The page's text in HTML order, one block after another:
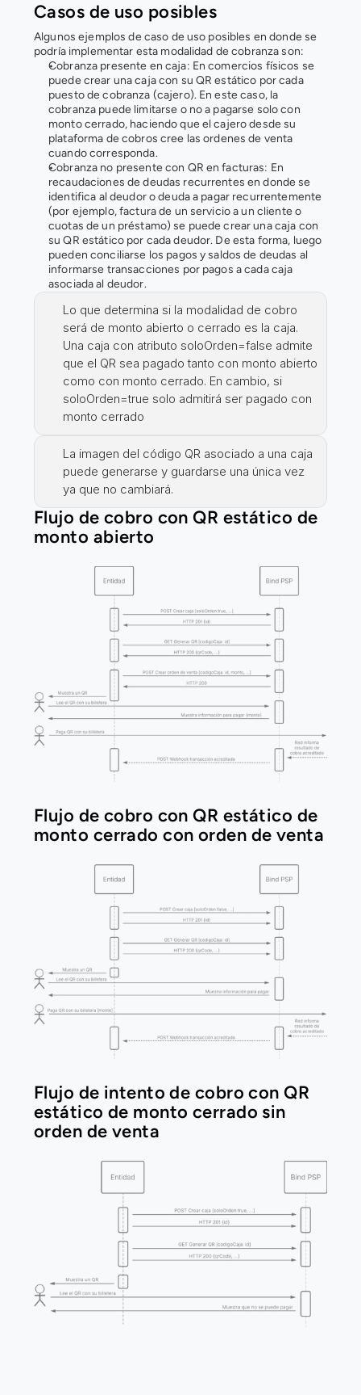
Casos de uso posibles
Algunos ejemplos de caso de uso posibles en donde se
podría implementar esta modalidad de cobranza son:
Cobranza presente en caja: En comercios físicos se
puede crear una caja con su QR estático por cada
puesto de cobranza (cajero). En este caso, la
cobranza puede limitarse o no a pagarse solo con
monto cerrado, haciendo que el cajero desde su
plataforma de cobros cree las ordenes de venta
cuando corresponda.
Cobranza no presente con QR en facturas: En
recaudaciones de deudas recurrentes en donde se
identifica al deudor o deuda a pagar recurrentemente
(por ejemplo, factura de un servicio a un cliente o
cuotas de un préstamo) se puede crear una caja con
su QR estático por cada deudor. De esta forma, luego
pueden conciliarse los pagos y saldos de deudas al
informarse transacciones por pagos a cada caja
asociada al deudor.
Lo que determina si la modalidad de cobro
será de monto abierto o cerrado es la caja.
Una caja con atributo soloOrden=false admite
que el QR sea pagado tanto con monto abierto
como con monto cerrado. En cambio, si
soloOrden=true solo admitirá ser pagado con
monto cerrado
La imagen del código QR asociado a una caja
puede generarse y guardarse una única vez
ya que no cambiará.
Flujo de cobro con QR estático de
monto abierto
Flujo de cobro con QR estático de
monto cerrado con orden de venta
Flujo de intento de cobro con QR
estático de monto cerrado sin
orden de venta